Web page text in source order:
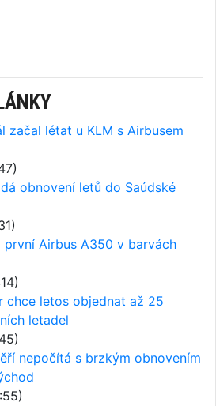
začal létat u KLM s Airbusem
obnovení letů do Saúdské
první Airbus A350 v barvách
chce letos objednat až 25
letadel
nepočítá s brzkým obnovením